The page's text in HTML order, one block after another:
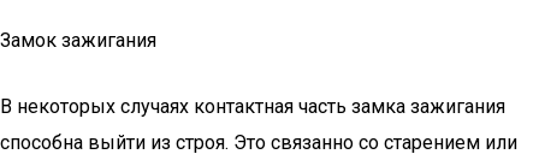
Замок зажигания
В некоторых случаях контактная часть замка зажигания
способна выйти из строя. Это связанно со старением или